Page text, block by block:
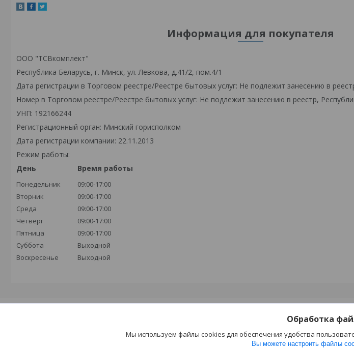
Информация для покупателя
ООО "ТСВкомплект"
Республика Беларусь, г. Минск, ул. Левкова, д.41/2, пом.4/1
Дата регистрации в Торговом реестре/Реестре бытовых услуг: Не подлежит занесению в
Номер в Торговом реестре/Реестре бытовых услуг: Не подлежит занесению в реестр,
УНП: 192166244
Регистрационный орган: Минский горисполком
Дата регистрации компании: 22.11.2013
Режим работы:
День
Время работы
Понедельник
09:00-17:00
Вторник
09:00-17:00
Среда
09:00-17:00
Четверг
09:00-17:00
Пятница
09:00-17:00
Суббота
Выходной
Воскресенье
Выходной
Обработка
Мы используем файлы cookies для обеспечения удобства
Вы можете настроить файлы